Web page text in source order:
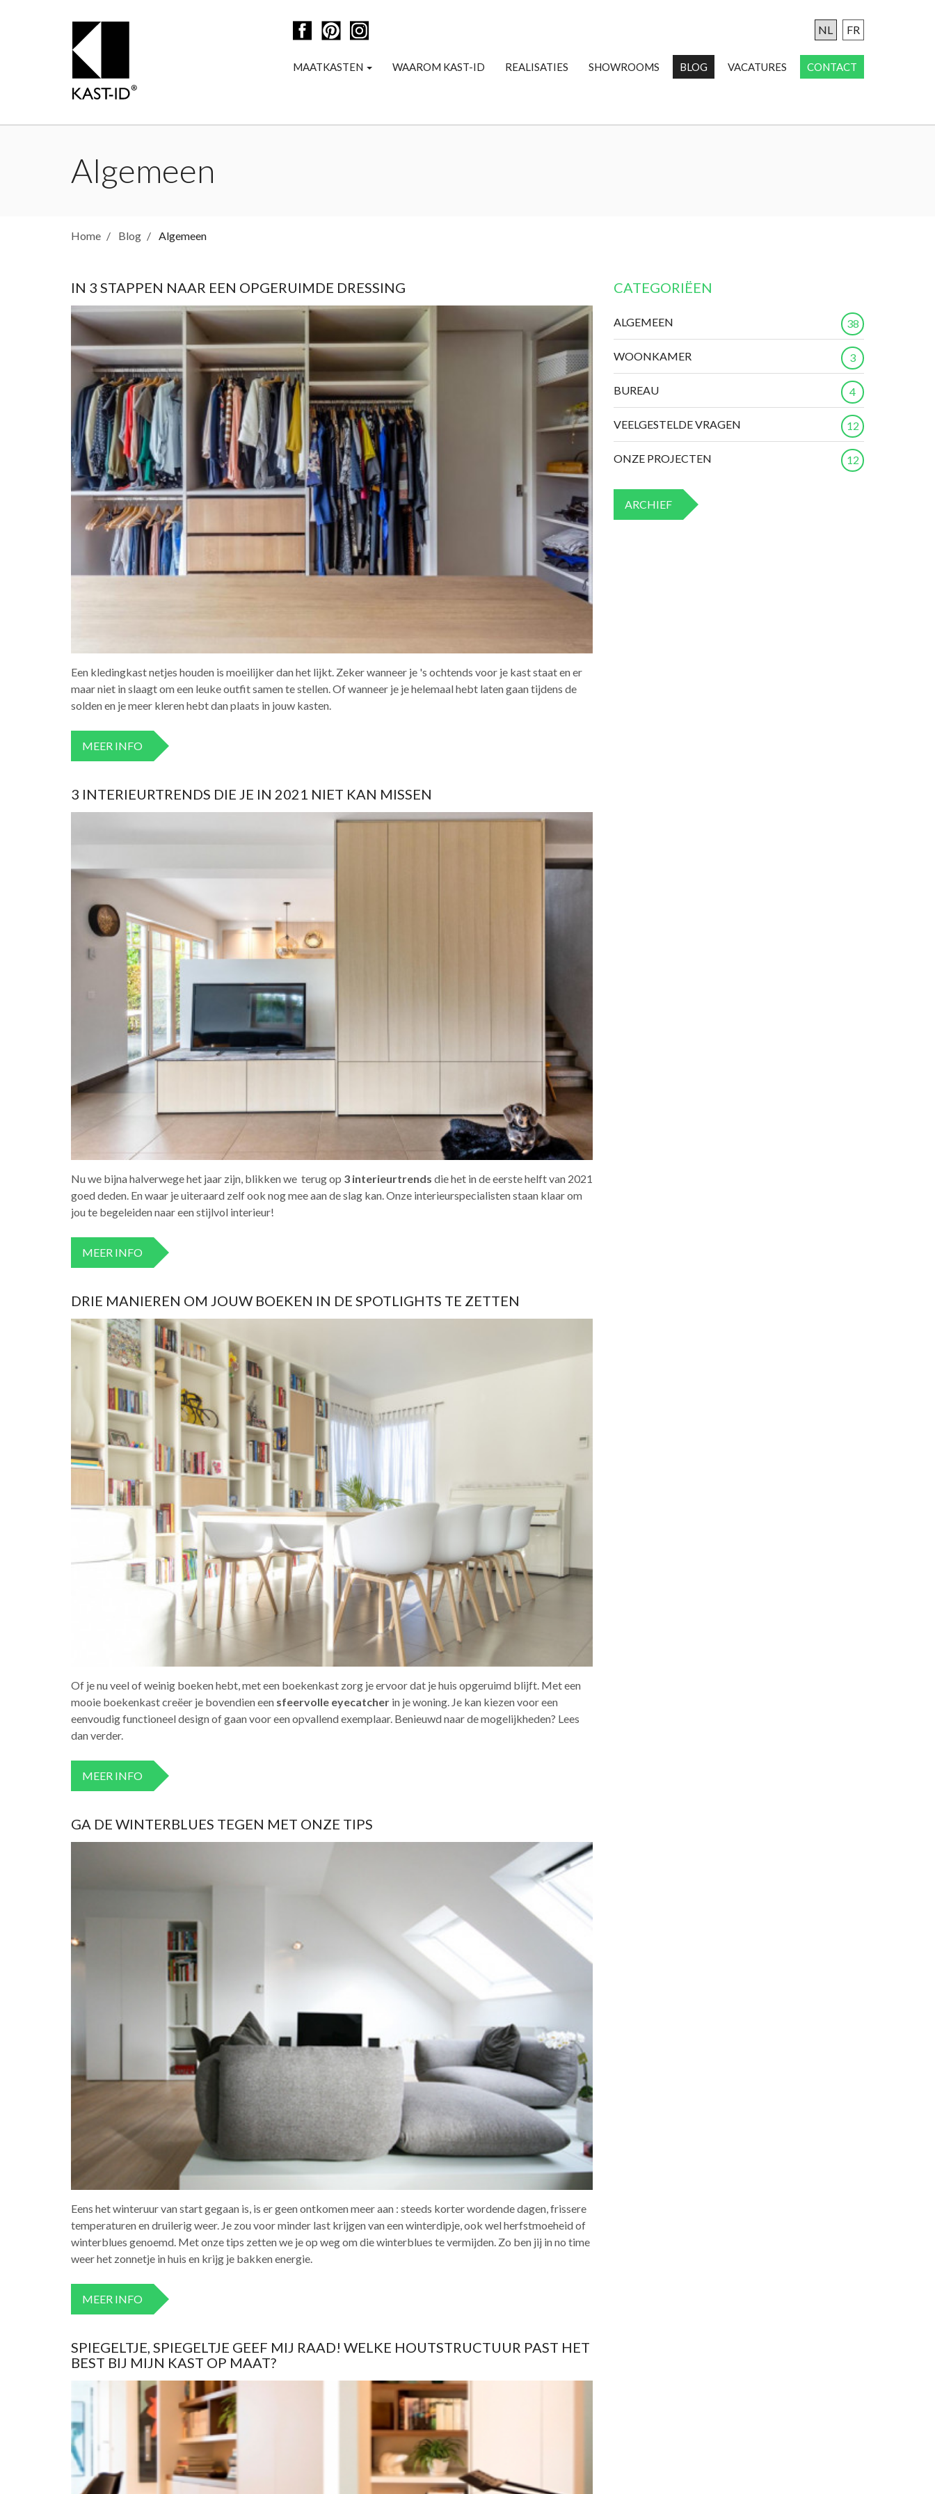
MAATKASTEN WAAROM KAST-ID REALISATIES SHOWROOMS BLOG VACATURES CONTACT
NL FR
Algemeen
Home Blog Algemeen
IN 3 STAPPEN NAAR EEN OPGERUIMDE DRESSING
Een kledingkast netjes houden is moeilijker dan het lijkt. Zeker wanneer je 's ochtends voor je kast staat en er
maar niet in slaagt om een leuke outfit samen te stellen. Of wanneer je je helemaal hebt laten gaan tijdens de
solden en je meer kleren hebt dan plaats in jouw kasten.
MEER INFO
3 INTERIEURTRENDS DIE JE IN 2021 NIET KAN MISSEN
Nu we bijna halverwege het jaar zijn, blikken we terug op 3 interieurtrends die het in de eerste helft van 2021
goed deden. En waar je uiteraard zelf ook nog mee aan de slag kan. Onze interieurspecialisten staan klaar om
jou te begeleiden naar een stijlvol interieur!
MEER INFO
DRIE MANIEREN OM JOUW BOEKEN IN DE SPOTLIGHTS TE ZETTEN
Of je nu veel of weinig boeken hebt, met een boekenkast zorg je ervoor dat je huis opgeruimd blijft. Met een
mooie boekenkast creëer je bovendien een sfeervolle eyecatcher in je woning. Je kan kiezen voor een
eenvoudig functioneel design of gaan voor een opvallend exemplaar. Benieuwd naar de mogelijkheden? Lees
dan verder.
MEER INFO
GA DE WINTERBLUES TEGEN MET ONZE TIPS
Eens het winteruur van start gegaan is, is er geen ontkomen meer aan : steeds korter wordende dagen, frissere
temperaturen en druilerig weer. Je zou voor minder last krijgen van een winterdipje, ook wel herfstmoeheid of
winterblues genoemd. Met onze tips zetten we je op weg om die winterblues te vermijden. Zo ben jij in no time
weer het zonnetje in huis en krijg je bakken energie.
MEER INFO
SPIEGELTJE, SPIEGELTJE GEEF MIJ RAAD! WELKE HOUTSTRUCTUUR PAST HET
BEST BIJ MIJN KAST OP MAAT?
CATEGORIËEN
ALGEMEEN 38
WOONKAMER 3
BUREAU 4
VEELGESTELDE VRAGEN 12
ONZE PROJECTEN 12
ARCHIEF